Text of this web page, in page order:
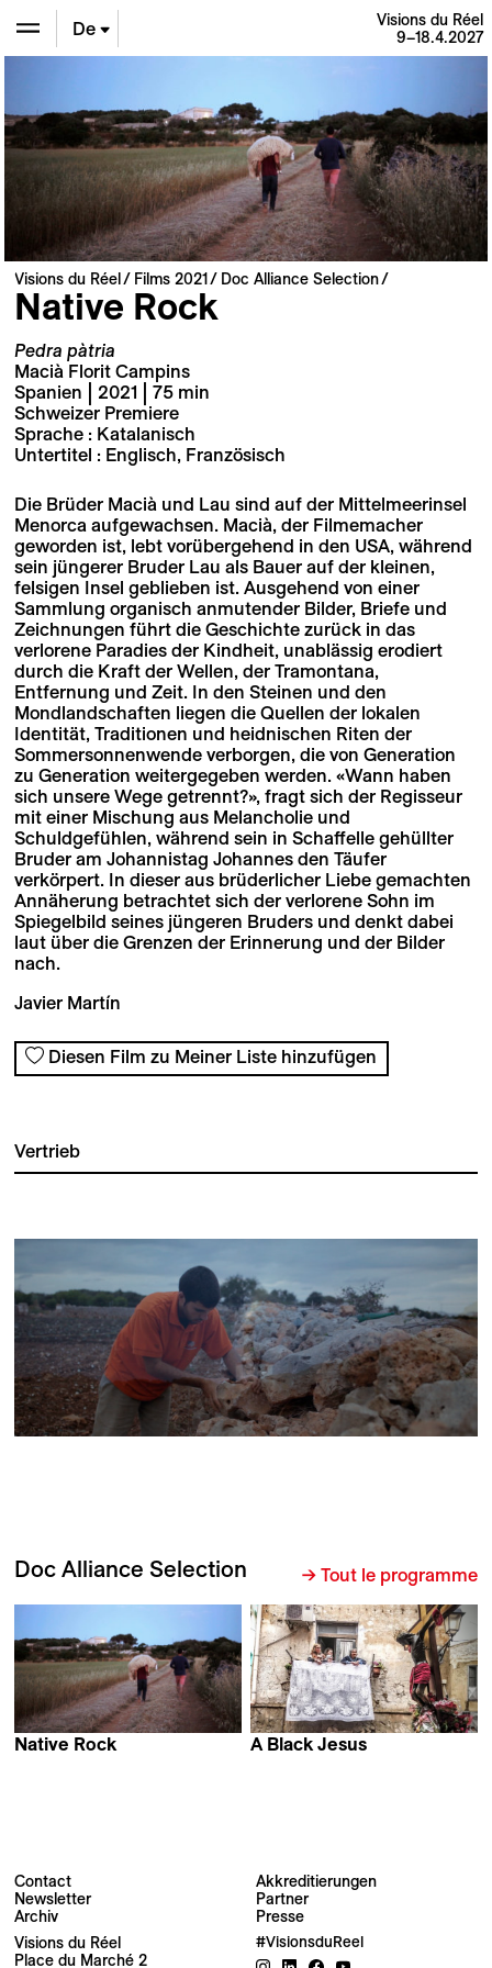
De
Fr
Visions du Réel
9–18.4.2027
Visions du Réel Films 2021 Doc Alliance Selection
Native Rock
Pedra pàtria
Macià Florit Campins
Spanien | 2021 | 75 min
Schweizer Premiere
Sprache : Katalanisch
Untertitel : Englisch, Französisch
Die Brüder Macià und Lau sind auf der Mittelmeerinsel
Menorca aufgewachsen. Macià, der Filmemacher
geworden ist, lebt vorübergehend in den USA, während
sein jüngerer Bruder Lau als Bauer auf der kleinen,
felsigen Insel geblieben ist. Ausgehend von einer
Sammlung organisch anmutender Bilder, Briefe und
Zeichnungen führt die Geschichte zurück in das
verlorene Paradies der Kindheit, unablässig erodiert
durch die Kraft der Wellen, der Tramontana,
Entfernung und Zeit. In den Steinen und den
Mondlandschaften liegen die Quellen der lokalen
Identität, Traditionen und heidnischen Riten der
Sommersonnenwende verborgen, die von Generation
zu Generation weitergegeben werden. «Wann haben
sich unsere Wege getrennt?», fragt sich der Regisseur
mit einer Mischung aus Melancholie und
Schuldgefühlen, während sein in Schaffelle gehüllter
Bruder am Johannistag Johannes den Täufer
verkörpert. In dieser aus brüderlicher Liebe gemachten
Annäherung betrachtet sich der verlorene Sohn im
Spiegelbild seines jüngeren Bruders und denkt dabei
laut über die Grenzen der Erinnerung und der Bilder
nach.
Javier Martín
Diesen Film zu Meiner Liste hinzufügen
Vertrieb
Doc Alliance Selection → Tout le programme
Native Rock
A Black Jesus
Contact
Newsletter
Archiv
Akkreditierungen
Partner
Presse
Visions du Réel
Place du Marché 2
#VisionsduReel